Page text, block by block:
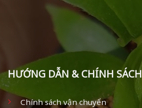
HƯỚNG DẪN & CHÍNH SÁCH
Chính sách vận chuyển